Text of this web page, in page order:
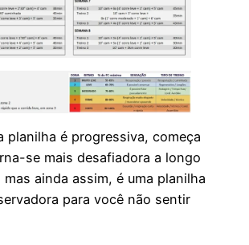
planilha é progressiva, começa
se mais desafiadora a longo
ainda assim, é uma planilha
para você não sentir